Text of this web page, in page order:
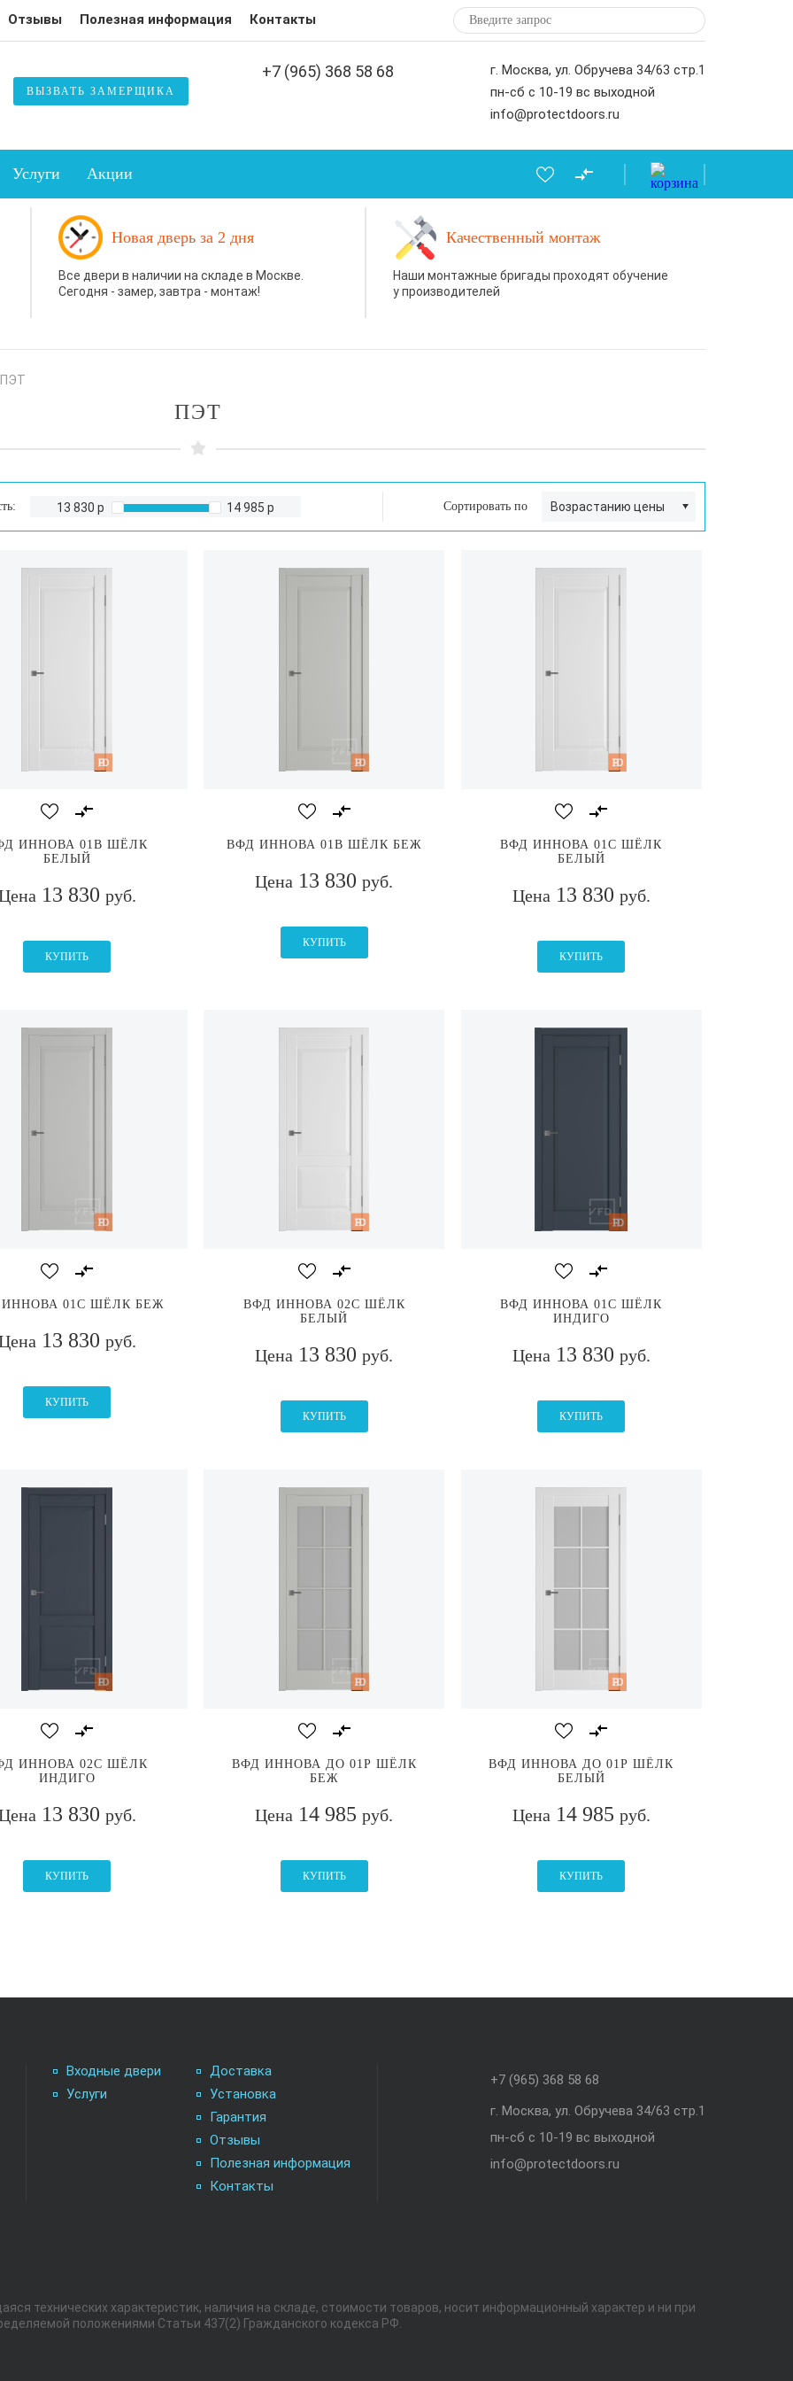
Отзывы Полезная информация Контакты
ВЫЗВАТЬ ЗАМЕРЩИКА
+7 (965) 368 58 68
г. Москва, ул. Обручева 34/63 стр.1
пн-сб с 10-19 вс выходной
info@protectdoors.ru
Услуги Акции
Новая дверь за 2 дня
Все двери в наличии на складе в Москве.
Сегодня - замер, завтра - монтаж!
Качественный монтаж
Наши монтажные бригады проходят обучение
у производителей
ПЭТ
ПЭТ
13 830 р 14 985 р Сортировать по Возрастанию цены
ИННОВА 01В ШЁЛК
БЕЛЫЙ
13 830 руб.
КУПИТЬ
ВФД ИННОВА 01В ШЁЛК БЕЖ
Цена 13 830руб.
КУПИТЬ
ВФД ИННОВА 01С ШЁЛК
БЕЛЫЙ
Цена 13 830 руб.
КУПИТЬ
01С ШЁЛК БЕЖ
13 830 руб.
КУПИТЬ
ВФД ИННОВА 02С ШЁЛК
БЕЛЫЙ
Цена 13 830руб.
КУПИТЬ
ВФД ИННОВА 01C ШЁЛК
ИНДИГО
Цена 13 830 руб.
КУПИТЬ
ИННОВА 02C ШЁЛК
ИНДИГО
13 830 руб.
КУПИТЬ
ВФД ИННОВА ДО 01Р ШЁЛК
БЕЖ
Цена 14 985руб.
КУПИТЬ
ВФД ИННОВА ДО 01Р ШЁЛК
БЕЛЫЙ
Цена 14 985 руб.
КУПИТЬ
Входные двери
Услуги
Доставка
Установка
Гарантия
Отзывы
Полезная информация
Контакты
+7 (965) 368 58 68
г. Москва, ул. Обручева 34/63 стр.1
пн-сб с 10-19 вс выходной
info@protectdoors.ru
технических характеристик, наличия на складе, стоимости товаров, носит информационный характер и ни при
положениями Статьи 437(2) Гражданского кодекса РФ.